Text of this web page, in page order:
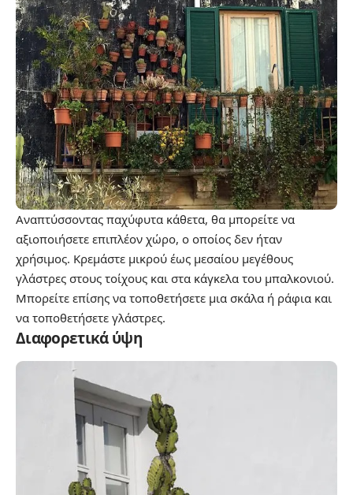
Αναπτύσσοντας παχύφυτα κάθετα, θα μπορείτε να
αξιοποιήσετε επιπλέον χώρο, ο οποίος δεν ήταν
χρήσιμος. Κρεμάστε μικρού έως μεσαίου μεγέθους
γλάστρες στους τοίχους και στα κάγκελα του μπαλκονιού.
Μπορείτε επίσης να τοποθετήσετε μια σκάλα ή ράφια και
να τοποθετήσετε γλάστρες.
Διαφορετικά ύψη